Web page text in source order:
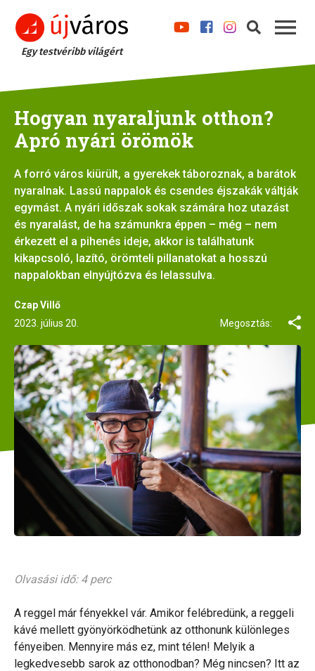
Egy testvéribb világért
Hogyan nyaraljunk otthon?
Apró nyári örömök
A forró város kiürült, a gyerekek táboroznak, a barátok
nyaralnak. Lassú nappalok és csendes éjszakák váltják
egymást. A nyári időszak sokak számára hoz utazást
és nyaralást, de ha számunkra éppen – még – nem
érkezett el a pihenés ideje, akkor is találhatunk
kikapcsoló, lazító, örömteli pillanatokat a hosszú
nappalokban elnyújtózva és lelassulva.
Czap Villő
2023. július 20.
Megosztás:
Olvasási idő: 4 perc
A reggel már fényekkel vár. Amikor felébredünk, a reggeli
kávé mellett gyönyörködhetünk az otthonunk különleges
fényeiben. Mennyire más ez, mint télen! Melyik a
legkedvesebb sarok az otthonodban? Még nincsen? Itt az